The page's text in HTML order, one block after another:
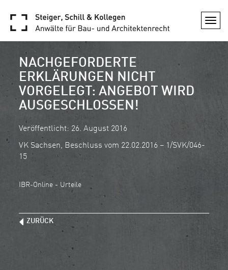
NACHGEFORDERTE
ERKLÄRUNGEN NICHT
VORGELEGT: ANGEBOT WIRD
AUSGESCHLOSSEN!
Veröffentlicht: 26. August 2016
VK Sachsen, Beschluss vom 22.02.2016 – 1/SVK/046-
15
IBR-Online - Urteile
ZURÜCK